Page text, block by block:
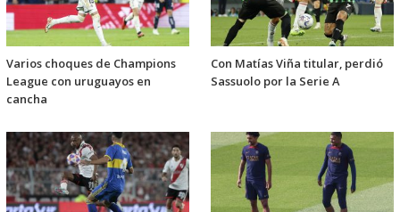
Varios choques de Champions
League con uruguayos en
cancha
Con Matías Viña titular, perdió
Sassuolo por la Serie A